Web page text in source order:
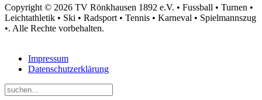
Copyright © 2026 TV Rönkhausen 1892 e.V. • Fussball • Turnen •
Leichtathletik • Ski • Radsport • Tennis • Karneval • Spielmannszug
•. Alle Rechte vorbehalten.
Impressum
Datenschutzerklärung